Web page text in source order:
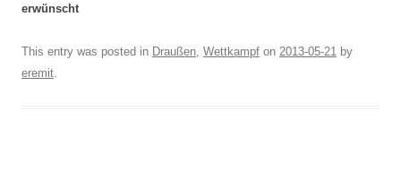
erwünscht
This entry was posted in Draußen Wettkampf on 2013-05-21 by
eremit